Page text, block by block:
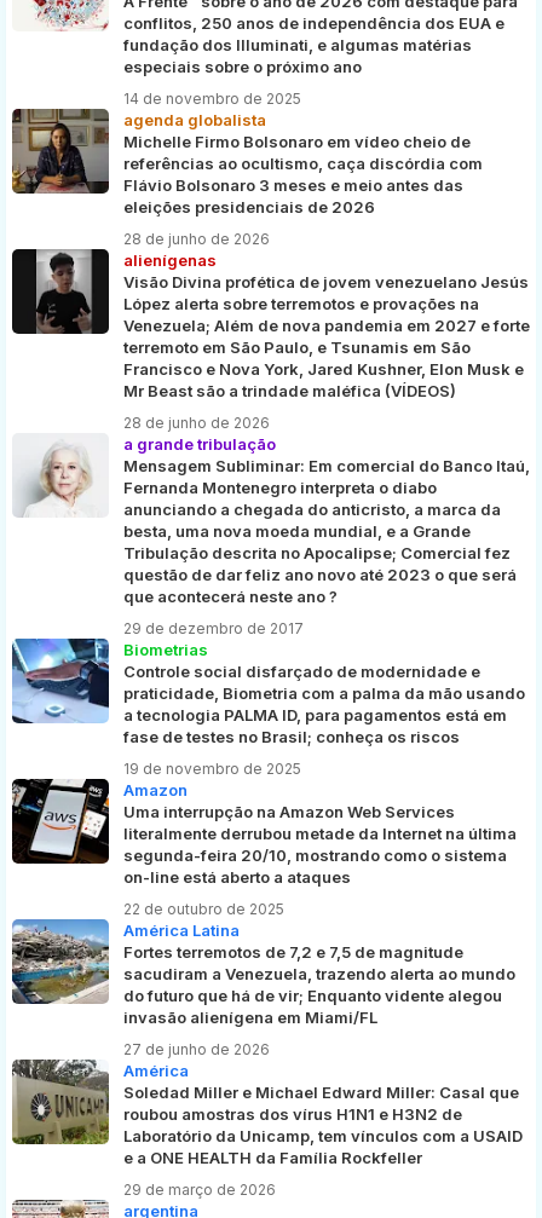
conflitos, 250 anos de independência dos EUA e
fundação dos Illuminati, e algumas matérias
especiais sobre o próximo ano
14 de novembro de 2025
agenda globalista
Michelle Firmo Bolsonaro em vídeo cheio de
referências ao ocultismo, caça discórdia com
Flávio Bolsonaro 3 meses e meio antes das
eleições presidenciais de 2026
28 de junho de 2026
alienígenas
Visão Divina profética de jovem venezuelano Jesús
López alerta sobre terremotos e provações na
Venezuela; Além de nova pandemia em 2027 e forte
terremoto em São Paulo, e Tsunamis em São
Francisco e Nova York, Jared Kushner, Elon Musk e
Mr Beast são a trindade maléfica (VÍDEOS)
28 de junho de 2026
a grande tribulação
Mensagem Subliminar: Em comercial do Banco Itaú,
Fernanda Montenegro interpreta o diabo
anunciando a chegada do anticristo, a marca da
besta, uma nova moeda mundial, e a Grande
Tribulação descrita no Apocalipse; Comercial fez
questão de dar feliz ano novo até 2023 o que será
que acontecerá neste ano ?
29 de dezembro de 2017
Biometrias
Controle social disfarçado de modernidade e
praticidade, Biometria com a palma da mão usando
a tecnologia PALMA ID, para pagamentos está em
fase de testes no Brasil; conheça os riscos
19 de novembro de 2025
Amazon
Uma interrupção na Amazon Web Services
literalmente derrubou metade da Internet na última
segunda-feira 20/10, mostrando como o sistema
on-line está aberto a ataques
22 de outubro de 2025
América Latina
Fortes terremotos de 7,2 e 7,5 de magnitude
sacudiram a Venezuela, trazendo alerta ao mundo
do futuro que há de vir; Enquanto vidente alegou
invasão alienígena em Miami/FL
27 de junho de 2026
América
Soledad Miller e Michael Edward Miller: Casal que
roubou amostras dos vírus H1N1 e H3N2 de
Laboratório da Unicamp, tem vínculos com a USAID
e a ONE HEALTH da Família Rockfeller
29 de março de 2026
argentina